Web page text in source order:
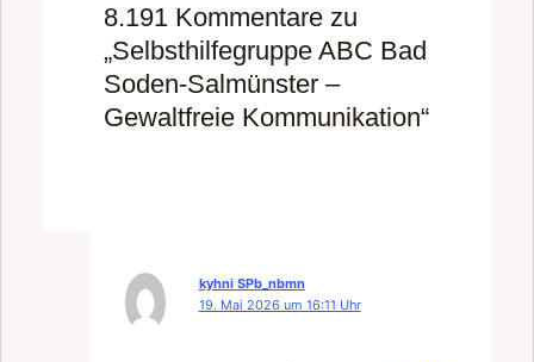
8.191 Kommentare zu
„Selbsthilfegruppe ABC Bad
Soden-Salmünster –
Gewaltfreie Kommunikation“
kyhni SPb_nbmn
19. Mai 2026 um 16:11 Uhr